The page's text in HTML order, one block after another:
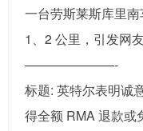
一台劳斯莱斯库里
1、2 公里，引发网友
———————-
标题: 英特尔表明诚
得全额 RMA 退款或